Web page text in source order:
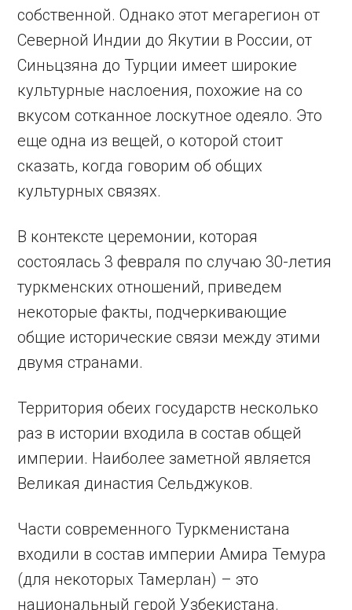
собственной. Однако этот мегарегион от
Северной Индии до Якутии в России, от
Синьцзяна до Турции имеет широкие
культурные наслоения, похожие на со
вкусом сотканное лоскутное одеяло. Это
еще одна из вещей, о которой стоит
сказать, когда говорим об общих
культурных связях.
В контексте церемонии, которая
состоялась 3 февраля по случаю 30-летия
туркменских отношений, приведем
некоторые факты, подчеркивающие
общие исторические связи между этими
двумя странами.
Территория обеих государств несколько
раз в истории входила в состав общей
империи. Наиболее заметной является
Великая династия Сельджуков.
Части современного Туркменистана
входили в состав империи Амира Темура
(для некоторых Тамерлан) – это
национальный герой Узбекистана.